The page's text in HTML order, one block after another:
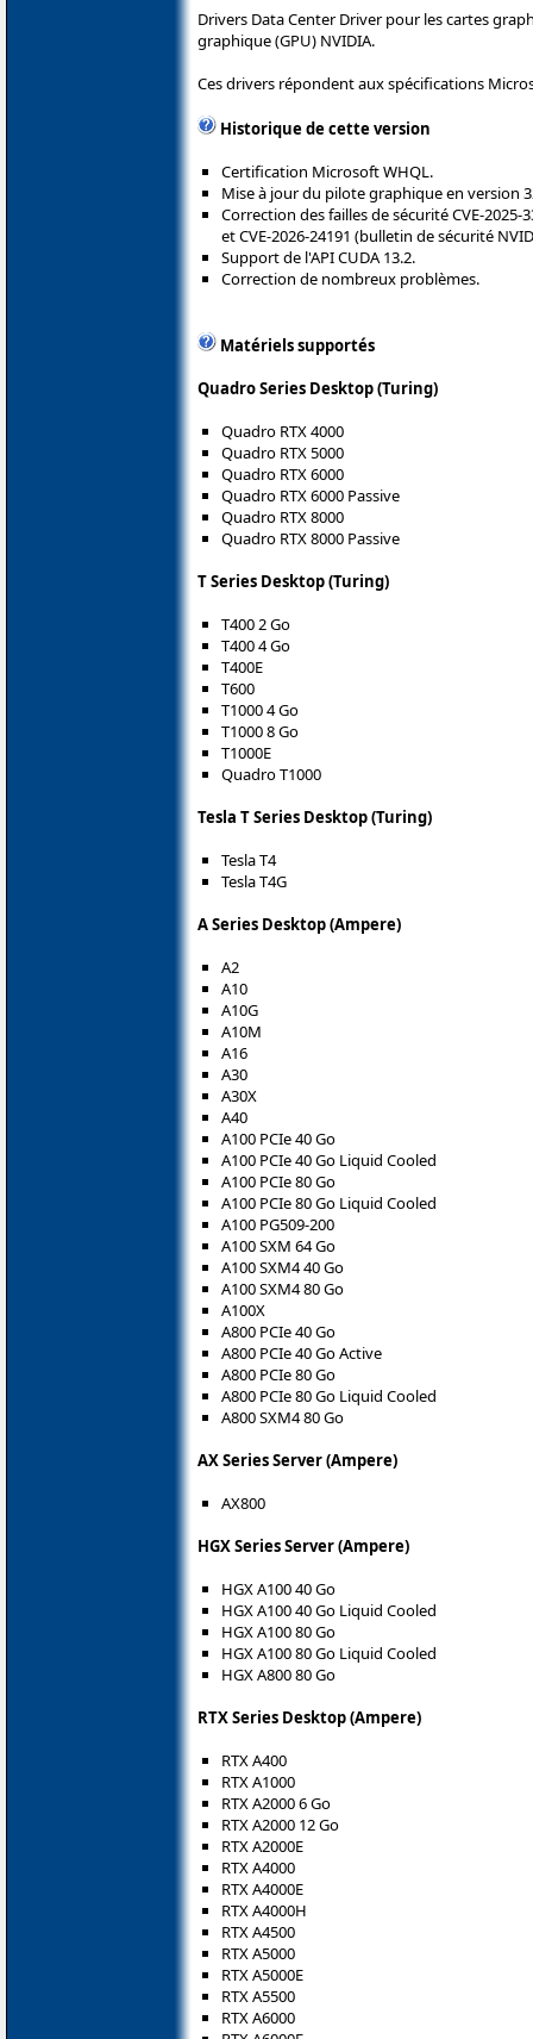
Drivers Data Center Driver pour les cartes
graphique (GPU) NVIDIA.
Ces drivers répondent aux spécifications
Historique de cette version
Certification Microsoft WHQL.
Mise à jour du pilote graphique en version
Correction des failles de sécurité CVE-2025-
et CVE-2026-24191 (bulletin de sécurité
Support de l'API CUDA 13.2.
Correction de nombreux problèmes.
Matériels supportés
Quadro Series Desktop (Turing)
Quadro RTX 4000
Quadro RTX 5000
Quadro RTX 6000
Quadro RTX 6000 Passive
Quadro RTX 8000
Quadro RTX 8000 Passive
T Series Desktop (Turing)
T400 2 Go
T400 4 Go
T400E
T600
T1000 4 Go
T1000 8 Go
T1000E
Quadro T1000
Tesla T Series Desktop (Turing)
Tesla T4
Tesla T4G
A Series Desktop (Ampere)
A2
A10
A10G
A10M
A16
A30
A30X
A40
A100 PCIe 40 Go
A100 PCIe 40 Go Liquid Cooled
A100 PCIe 80 Go
A100 PCIe 80 Go Liquid Cooled
A100 PG509-200
A100 SXM 64 Go
A100 SXM4 40 Go
A100 SXM4 80 Go
A100X
A800 PCIe 40 Go
A800 PCIe 40 Go Active
A800 PCIe 80 Go
A800 PCIe 80 Go Liquid Cooled
A800 SXM4 80 Go
AX Series Server (Ampere)
AX800
HGX Series Server (Ampere)
HGX A100 40 Go
HGX A100 40 Go Liquid Cooled
HGX A100 80 Go
HGX A100 80 Go Liquid Cooled
HGX A800 80 Go
RTX Series Desktop (Ampere)
RTX A400
RTX A1000
RTX A2000 6 Go
RTX A2000 12 Go
RTX A2000E
RTX A4000
RTX A4000E
RTX A4000H
RTX A4500
RTX A5000
RTX A5000E
RTX A5500
RTX A6000